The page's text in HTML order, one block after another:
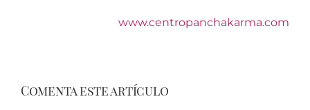
www.centropanchakarma.com
Comenta este artículo